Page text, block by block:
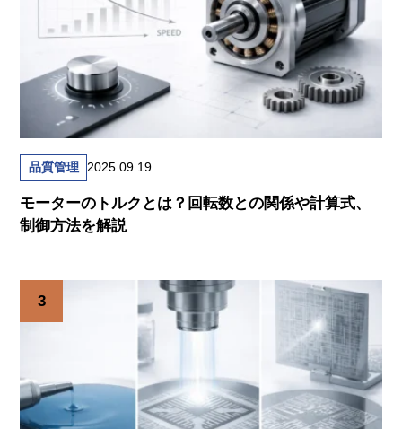
品質管理 2025.09.19
モーターのトルクとは？回転数との関係や計算式、
制御方法を解説